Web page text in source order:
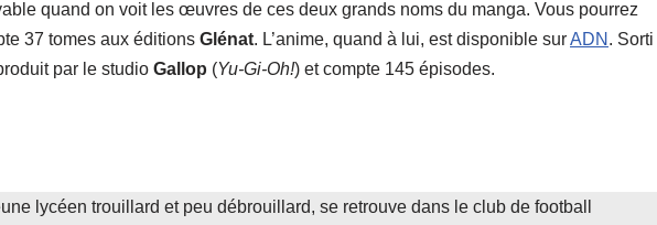
quand on voit les œuvres de ces deux grands noms du manga. Vous pourrez
37 tomes aux éditions Glénat. L’anime, quand à lui, est disponible surADN . Sorti
par le studio Gallop (Yu-Gi-Oh!) et compte 145 épisodes.
lycéen trouillard et peu débrouillard, se retrouve dans le club de football